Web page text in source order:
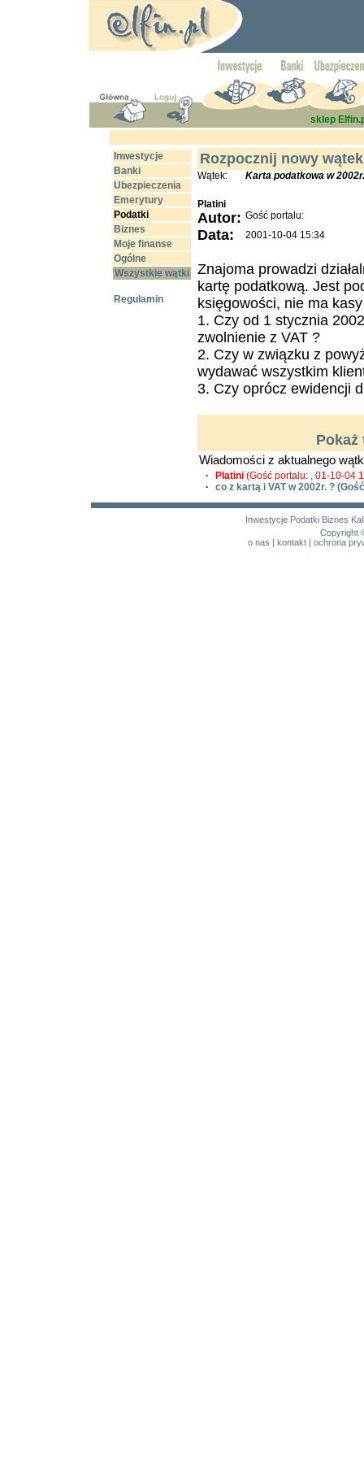
sklep
Inwestycje
Banki
Ubezpieczenia
Emerytury
Podatki
Biznes
Moje finanse
Ogólne
Wszystkie wątki
Regulamin
Rozpocznij nowy wątek
Wątek: Karta podatkowa w 2002r.
Platini
Autor: Gość portalu:
Data: 2001-10-04 15:34
Znajoma prowadzi
kartę podatkową. Jest
księgowości, nie ma
1. Czy od 1 stycznia
zwolnienie z VAT ?
2. Czy w związku z
wydawać wszystkim
3. Czy oprócz ewidencji
Wiadomości z aktualnego
· Platini (Gość portalu: , 01-10-04
·
co z kartą i VAT w 2002r. ?
Inwestycje Podatki Biznes
Copyright
o nas | kontakt| ochrona